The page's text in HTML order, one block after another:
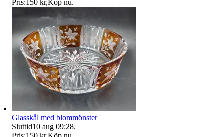
Pris:150 kr,Köp nu.
Glasskål med blommönster
Sluttid10 aug 09:28.
Pris:150 kr,Köp nu